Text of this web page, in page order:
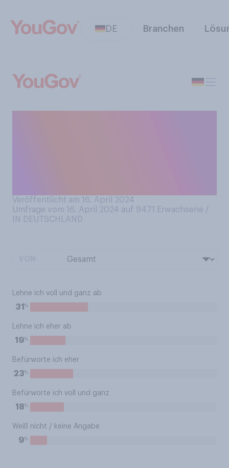
DE Branchen
Veröffentlicht am 16. April 2024
Umfrage vom 16. April 2024 auf 9471
Erwachsene /
IN DEUTSCHLAND
Lehne ich voll und ganz ab
31 %
Lehne ich eher ab
19%
Befürworte ich eher
23%
Befürworte ich voll und ganz
18%
Weiß nicht / keine Angabe
9%